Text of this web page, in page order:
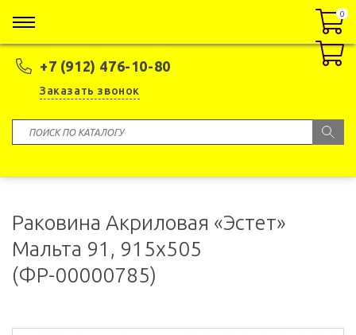
+7 (912) 476-10-80
Заказать звонок
0
0
Раковина Акриловая «Эстет»
Мальта 91, 915x505
(ФР-00000785)